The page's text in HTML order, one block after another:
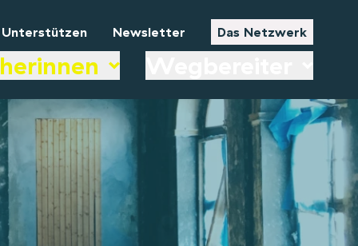
Unterstützen Newsletter Das Netzwerk